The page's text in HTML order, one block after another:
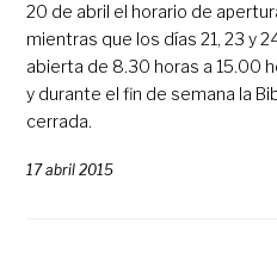
20 de abril el horario de
mientras que los días 21, 23 y
abierta de 8.30 horas a 15.00
y durante el fin de semana la
cerrada.
17 abril 2015